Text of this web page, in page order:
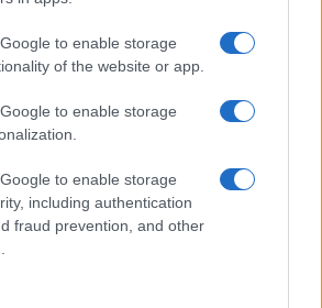
to enable storage
of the website or app.
to enable storage
to enable storage
including authentication
fraud prevention, and other
Cabras